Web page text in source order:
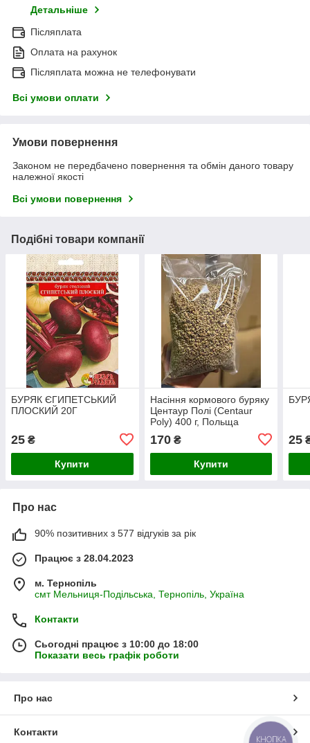
Детальніше
Післяплата
Оплата на рахунок
Післяплата можна не телефонувати
Всі умови оплати
Умови повернення
Законом не передбачено повернення та обмін даного товару
належної якості
Всі умови повернення
Подібні товари компанії
БУРЯК ЄГИПЕТСЬКИЙ
ПЛОСКИЙ 20Г
25 ₴
Купити
Насіння кормового буряку
Центаур Полі (Centaur
Poly) 400 г, Польща
170₴
Купити
25
Про нас
90% позитивних з 577 відгуків за рік
Працює з 28.04.2023
м. Тернопіль
смт Мельниця-Подільська, Тернопіль, Україна
Контакти
Сьогодні працює з 10:00 до 18:00
Показати весь графік роботи
Про нас
Контакти
КНОПКА